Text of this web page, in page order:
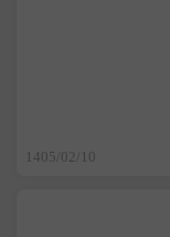
1405/02/10